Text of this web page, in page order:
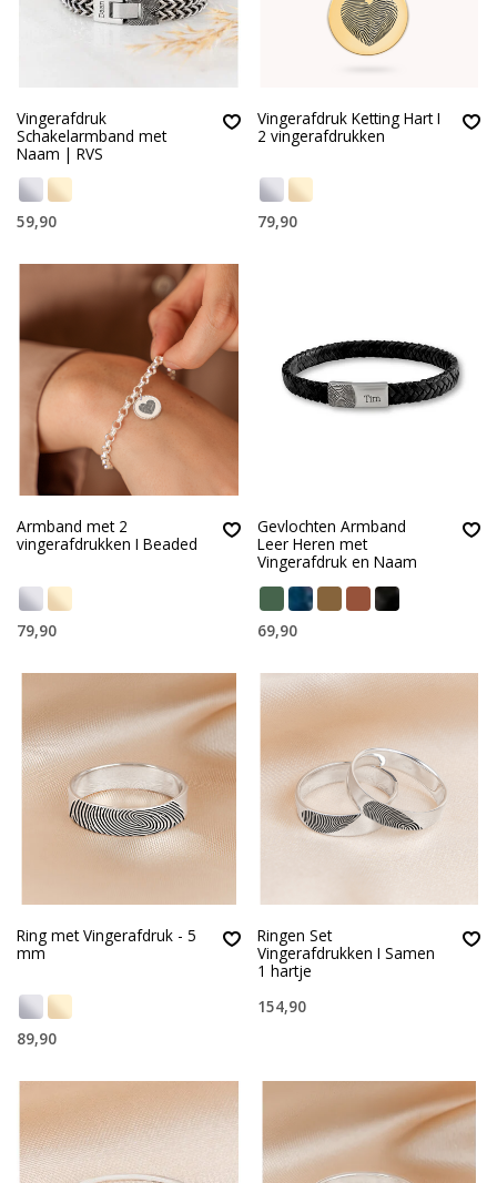
Vingerafdruk
Schakelarmband met
Naam | RVS
59,90
Vingerafdruk Ketting Hart I
2 vingerafdrukken
79,90
Armband met 2
vingerafdrukken I Beaded
79,90
Gevlochten Armband
Leer Heren met
Vingerafdruk en Naam
69,90
Ring met Vingerafdruk - 5
mm
89,90
Ringen Set
Vingerafdrukken I Samen
1 hartje
154,90